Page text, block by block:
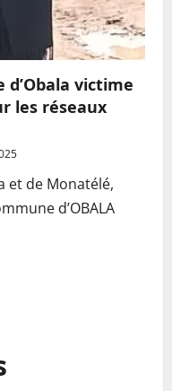
victime
les réseaux
et de Monatélé,
d’OBALA